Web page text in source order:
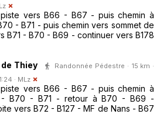
vers B66 - B67 - puis chemin à
- B71 - puis chemin vers sommet de
B71 - B70 - B69 - continuer vers B178
Thiey
Randonnée Pédestre · 15 km ·
· MLz
vers B66 - B67 - puis chemin à
B70 - B71 - retour à B70 - B69 -
vers B72 - B127 - MF de Nans - B67